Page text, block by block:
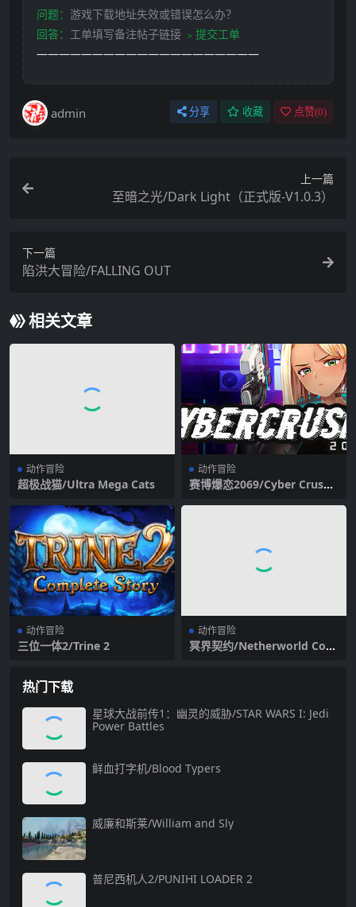
问题： 游戏下载地址失效或错误怎么办？
回答： 工单填写备注帖子链接 ﹥提交工单
————————————————————
admin 分享 收藏 点赞(0)
上一篇
至暗之光/Dark Light（正式版-V1.0.3）
下一篇
陷洪大冒险/FALLING OUT
相关文章
动作冒险
超极战猫/Ultra Mega Cats
动作冒险
赛博爆恋2069/Cyber Crush
动作冒险
三位一体2/Trine 2
动作冒险
冥界契约/Netherworld Cove
热门下载
星球大战前传1：幽灵的威胁/STAR WARS I: Jedi
Power Battles
鲜血打字机/Blood Typers
威廉和斯莱/William and Sly
普尼西机人2/PUNIHI LOADER 2